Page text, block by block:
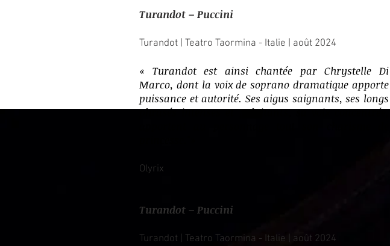
Turandot – Puccini
Turandot | Teatro Taormina - Italie | août 2024
« Turandot est ainsi chantée par Chrystelle Di
Marco, dont la voix de soprano dramatique apporte
puissance et autorité. Ses aigus saignants, ses longs
phrasés intenses et palpitants, sa voix concentrée,
Olyrix
Turandot – Puccini
Turandot | Teatro Taormina - Italie | août 2024